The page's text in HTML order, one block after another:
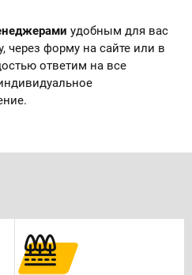
удобным для вас
через форму на сайте или в
ответим на все